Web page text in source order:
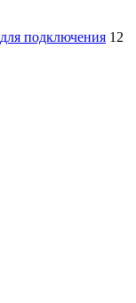
подключения 12